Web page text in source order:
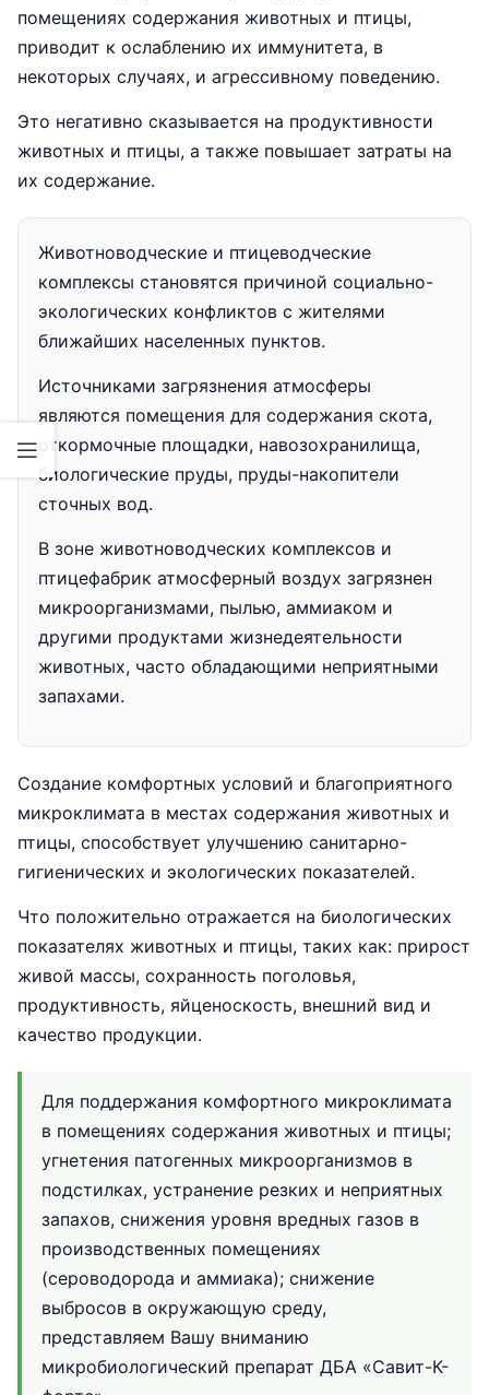
помещениях содержания животных и птицы,
приводит к ослаблению их иммунитета, в
некоторых случаях, и агрессивному поведению.
Это негативно сказывается на продуктивности
животных и птицы, а также повышает затраты на
их содержание.
Животноводческие и птицеводческие
комплексы становятся причиной социально-
экологических конфликтов с жителями
ближайших населенных пунктов.
Источниками загрязнения атмосферы
являются помещения для содержания скота,
откормочные площадки, навозохранилища,
биологические пруды, пруды-накопители
сточных вод.
В зоне животноводческих комплексов и
птицефабрик атмосферный воздух загрязнен
микроорганизмами, пылью, аммиаком и
другими продуктами жизнедеятельности
животных, часто обладающими неприятными
запахами.
Создание комфортных условий и благоприятного
микроклимата в местах содержания животных и
птицы, способствует улучшению санитарно-
гигиенических и экологических показателей.
Что положительно отражается на биологических
показателях животных и птицы, таких как: прирост
живой массы, сохранность поголовья,
продуктивность, яйценоскость, внешний вид и
качество продукции.
Для поддержания комфортного микроклимата
в помещениях содержания животных и птицы;
угнетения патогенных микроорганизмов в
подстилках, устранение резких и неприятных
запахов, снижения уровня вредных газов в
производственных помещениях
(сероводорода и аммиака); снижение
выбросов в окружающую среду,
представляем Вашу вниманию
микробиологический препарат ДБА «Савит-К-